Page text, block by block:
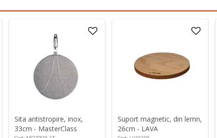
Sita antistropire, inox,
33cm - MasterClass
Suport magnetic, din lemn,
26cm - LAVA